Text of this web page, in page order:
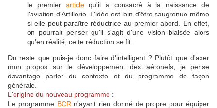
le premier articlequ'il a consacré à la naissance de
l'aviation d'Artillerie. L'idée est loin d'être saugrenue même
si elle peut paraître réductrice au premier abord. En effet,
on pourrait penser qu'il s'agit d'une vision biaisée alors
qu'en réalité, cette réduction se fit.
Du reste que puis-je donc faire d'intelligent ? Plutôt que d'axer
mon propos sur le développement des aéronefs, je pense
davantage parler du contexte et du programme de façon
générale.
L'origine du nouveau programme :
Le programme BCR n'ayant rien donné de propre pour équiper